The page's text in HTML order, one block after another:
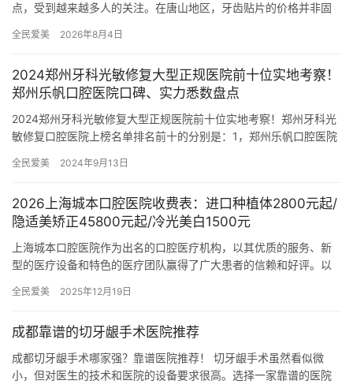
点，受到越来越多人的关注。在唐山地区，牙齿贴片的价格并非固
合影响…
全民爱美 2026年8月4日
2024郑州牙科光敏修复大型正规医院前十位实地考察！
郑州乐帆口腔医院口碑、实力悉数盘点
2024郑州牙科光敏修复大型正规医院前十位实地考察！郑州牙科光
敏修复口腔医院上榜名单排名前十的分别是：1，郑州乐帆口腔医院
全民爱美 2024年9月13日
2026上海城本口腔医院收费表：进口种植体2800元起/
隐适美矫正45800元起/冷光美白1500元
上海城本口腔医院作为出名的口腔医疗机构，以其优质的服务、新
型的医疗设备和特色的医疗团队赢得了广大患者的信赖和好评。以
牙、…
全民爱美 2025年12月19日
成都靠谱的切牙龈手术医院推荐
成都切牙龈手术哪家强？靠谱医院推荐！ 切牙龈手术虽然看似微
小，但对医生的技术和医院的设备要求很高。选择一家靠谱的医院